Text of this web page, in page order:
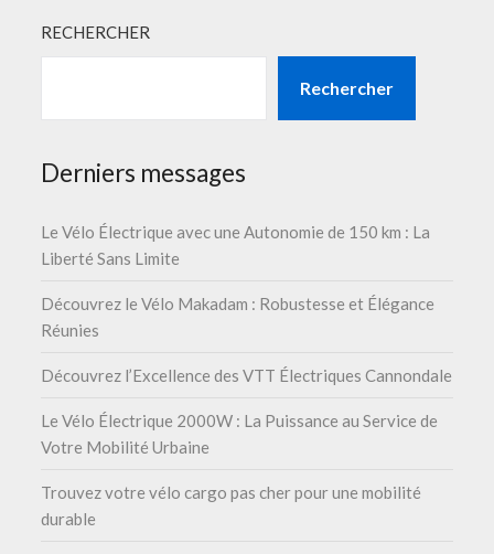
RECHERCHER
Rechercher
Derniers messages
Le Vélo Électrique avec une Autonomie de 150 km : La
Liberté Sans Limite
Découvrez le Vélo Makadam : Robustesse et Élégance
Réunies
Découvrez l’Excellence des VTT Électriques Cannondale
Le Vélo Électrique 2000W : La Puissance au Service de
Votre Mobilité Urbaine
Trouvez votre vélo cargo pas cher pour une mobilité
durable